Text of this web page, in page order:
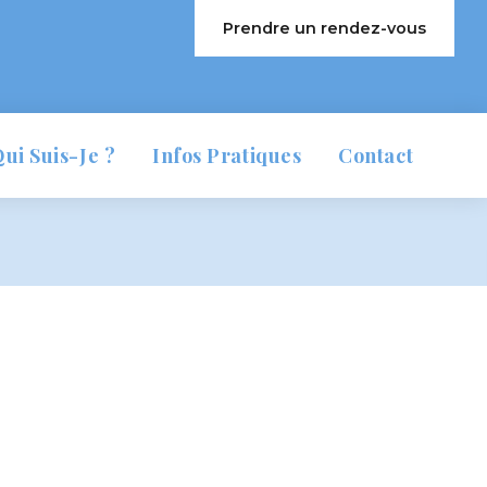
Prendre un rendez-vou
Suis-Je ?
Infos Pratique
Contact